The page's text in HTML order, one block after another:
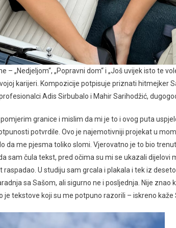
– „Nedjeljom“, „Popravni dom“ i „Još uvijek isto te
karijeri. Kompozicije potpisuje priznati hitmejker
Adis Sirbubalo i Mahir Sarihodžić,
granice i mislim da mi je to i ovog puta
potvrdile. Ovo je najemotivniji projekat u
da me pjesma toliko slomi. Vjerovatno je to bio
sam čula tekst, pred očima su mi se ukazali dijelovi
U studiju sam grcala i plakala i tek iz
sa Sašom, ali sigurno ne i posljednja. Nije
je tekstove koji su me potpuno razorili – iskreno kaže